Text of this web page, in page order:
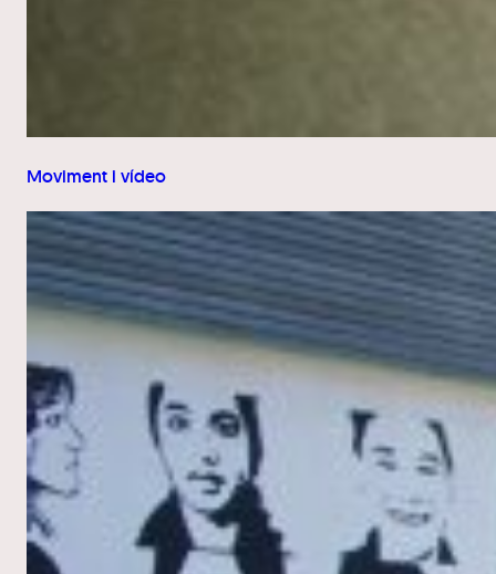
Moviment i vídeo